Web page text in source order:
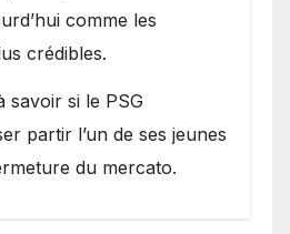
comme les
crédibles.
savoir si le PSG
partir l’un de ses jeunes
du mercato.